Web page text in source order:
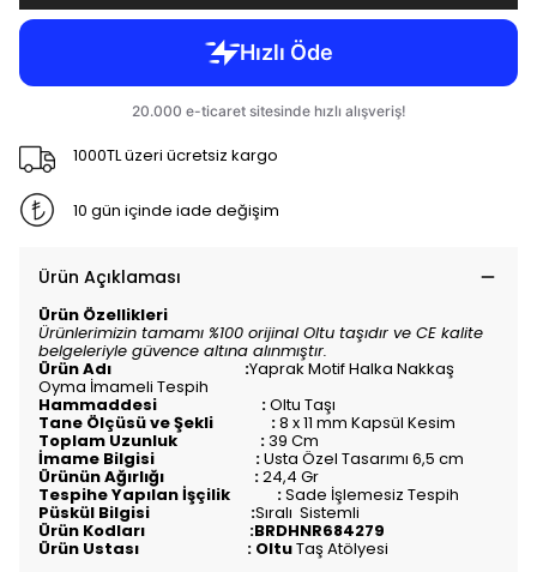
1000TL üzeri ücretsiz kargo
10 gün içinde iade değişim
Ürün Açıklaması
Ürün Özellikleri
Ürünlerimizin tamamı %100 orijinal Oltu taşıdır ve CE kalite
belgeleriyle güvence altına alınmıştır.
Ürün Adı :Yaprak Motif Halka Nakkaş
Oyma İmameli Tespih
Hammaddesi :Oltu Taşı
Tane Ölçüsü ve Şekli :8 x 11 mm Kapsül Kesim
Toplam Uzunluk :39 Cm
İmame Bilgisi :Usta Özel Tasarımı 6,5 cm
Ürünün Ağırlığı :24,4 Gr
Tespihe Yapılan İşçilik :Sade İşlemesiz Tespih
Püskül Bilgisi :Sıralı Sistemli
Ürün Kodları :BRDHNR684279
Ürün Ustası : OltuTaş Atölyesi